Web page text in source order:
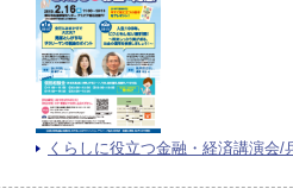
くらしに役立つ金融・経済講演会/